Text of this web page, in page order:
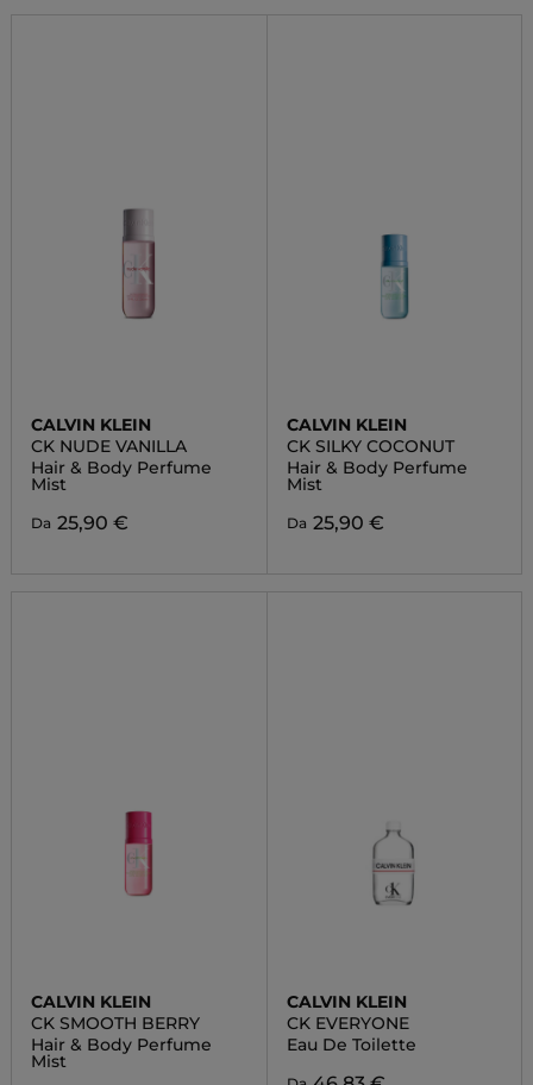
CALVIN KLEIN
CK NUDE VANILLA
Hair & Body Perfume
Mist
Da 25,90 €
CALVIN KLEIN
CK SILKY COCONUT
Hair & Body Perfume
Mist
Da 25,90 €
CALVIN KLEIN
CK SMOOTH BERRY
Hair & Body Perfume
Mist
CALVIN KLEIN
CK EVERYONE
Eau De Toilette